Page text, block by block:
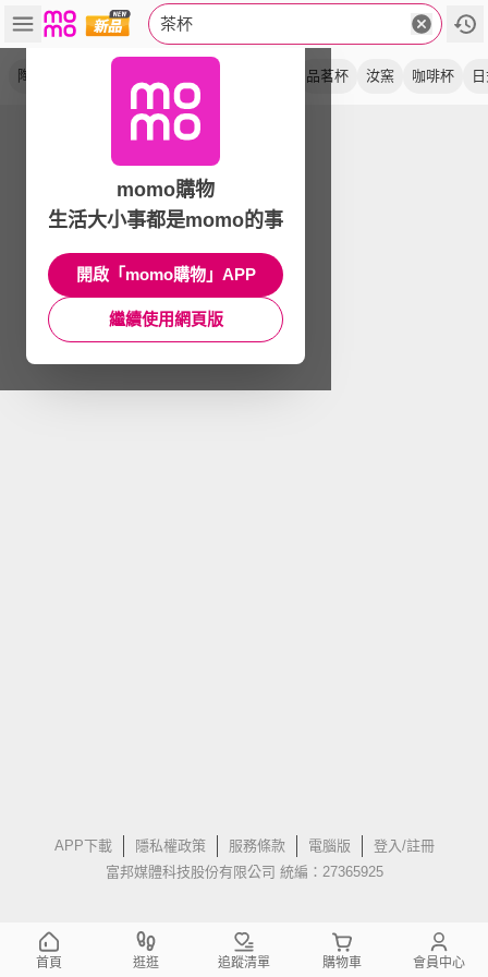
茶杯
陶瓷 品茗杯 汝窯 咖啡杯
APP下載 隱私權政策 服務條款 電腦版
登入/註冊
富邦媒體科技股份有限公司 統編：27365925
momo購物
生活大小事都是momo的事
開啟「momo購物」APP
繼續使用網頁版
首頁 逛逛 追蹤清單 購物車 會員中心